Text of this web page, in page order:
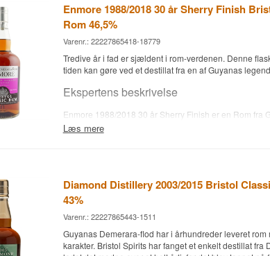
Enmore 1988/2018 30 år Sherry Finish
Rom 46,5%
Varenr.: 22227865418-18779
Tredive år i fad er sjældent i rom-verdenen. Denne
tiden kan gøre ved et destillat fra en af Guyanas
Ekspertens beskrivelse
Enmore 1988/2018 30 år Sherry Finish er en Rom fra
Enmore-stillen, lagret i 30 år og eftermodnet på
engelske uafhængige aftapper Bristol Classic Rum.
bourbonfade i omkring 20 år, blev rommen
en ekstra lagdeling af smag til det allerede modne
kendt for kun at aftappe single still eller single estate-
filtrering.
Smagsnoter
Læs mere
Diamond Distillery 2003/2015 Bristol
43%
Varenr.: 22227865443-1511
Guyanas Demerara-flod har i århundreder leveret
karakter. Bristol Spirits har fanget et enkelt destillat fra